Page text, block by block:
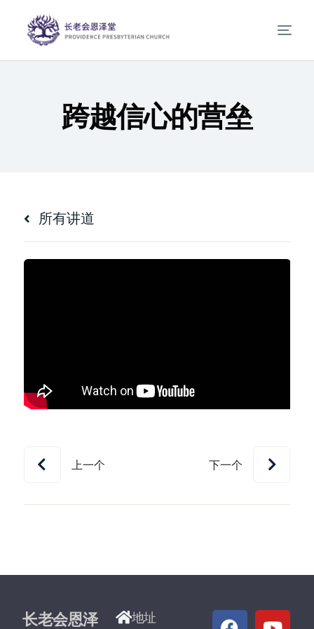
跨越信心的营垒
所有讲道
上一个 下一个
长老会恩泽
地址